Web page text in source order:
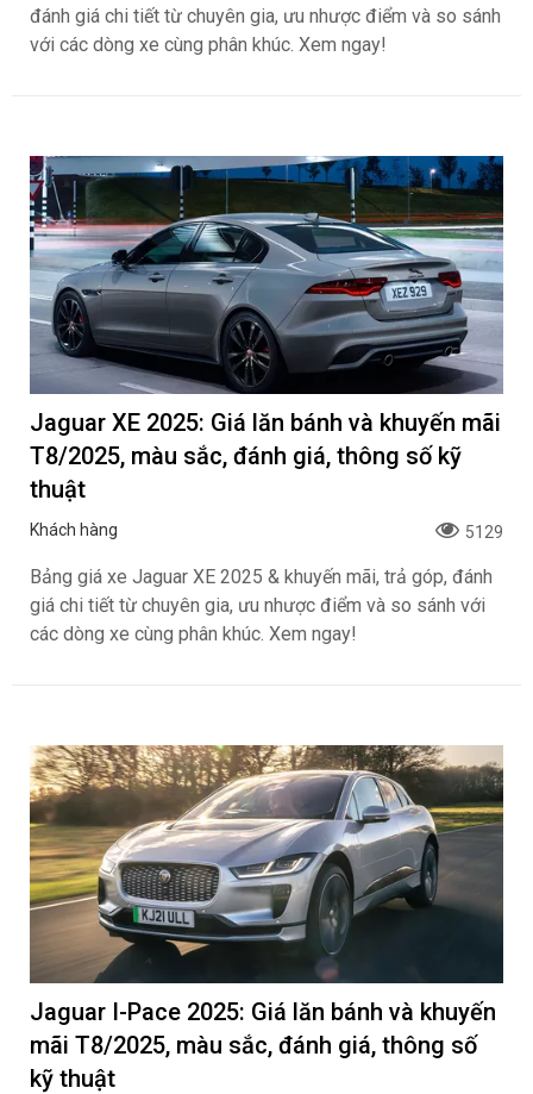
đánh giá chi tiết từ chuyên gia, ưu nhược điểm và so sánh
với các dòng xe cùng phân khúc. Xem ngay!
Jaguar XE 2025: Giá lăn bánh và khuyến mãi
T8/2025, màu sắc, đánh giá, thông số kỹ
thuật
Khách hàng 5129
Bảng giá xe Jaguar XE 2025 & khuyến mãi, trả góp, đánh
giá chi tiết từ chuyên gia, ưu nhược điểm và so sánh với
các dòng xe cùng phân khúc. Xem ngay!
Jaguar I-Pace 2025: Giá lăn bánh và khuyến
mãi T8/2025, màu sắc, đánh giá, thông số
kỹ thuật